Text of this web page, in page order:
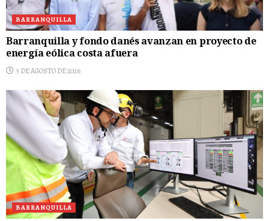
BARRANQUILLA
Barranquilla y fondo danés avanzan en proyecto de
energía eólica costa afuera
5 DE AGOSTO DE 2026
BARRANQUILLA